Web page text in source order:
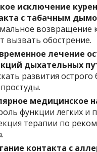
исключение
с табачным
возвращение
вызвать обострение.
лечение
дыхательных
развития острого
медицинское
функции легких и
терапии по
контакта с